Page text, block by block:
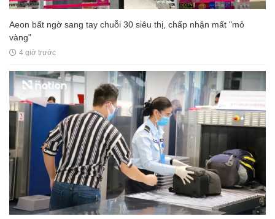
Aeon bất ngờ sang tay chuỗi 30 siêu thị, chấp nhận mất "mỏ
vàng"
4 giờ trước